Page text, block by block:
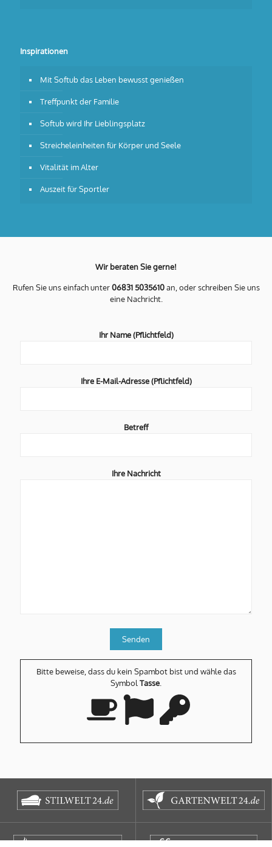
Inspirationen
Mit Softub das Leben bewusst genießen
Treffpunkt der Familie
Softub wird Ihr Lieblingsplatz
Streicheleinheiten für Körper und Seele
Vitalität im Alter
Auszeit für Sportler
Wir beraten Sie gerne!
Rufen Sie uns einfach unter06831 5035610an, oder schreiben Sie uns
eine Nachricht.
Ihr Name (Pflichtfeld)
Ihre E-Mail-Adresse (Pflichtfeld)
Betreff
Ihre Nachricht
Bitte beweise, dass du kein Spambot bist und wähle das
Symbol Tasse